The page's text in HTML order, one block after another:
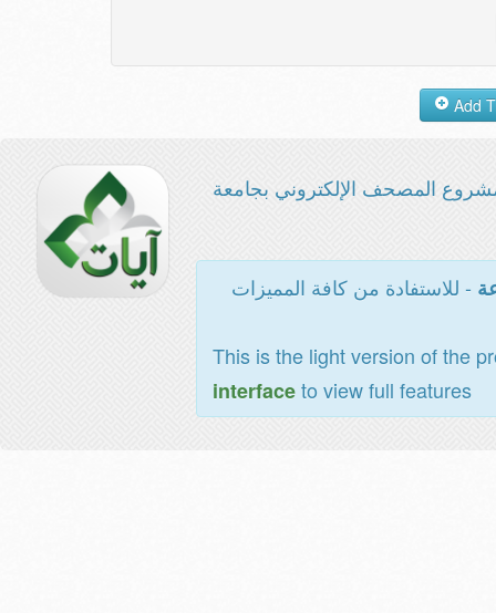
المصحف الإلكتروني بجامعة
- للاستفادة من كافة المميزات
This is the light version of the
interfaceto view full features